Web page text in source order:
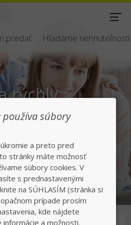
predať Hľadáme nehnuteľnosti
rýchly
na slovenskom trhu
súbory
a preto pred
stránky máte možnosť
súbory cookies. V
s prednastavenými
na SÚHLASÍM (stránka si
prípade prosím
kde nájdete
a možnosti.